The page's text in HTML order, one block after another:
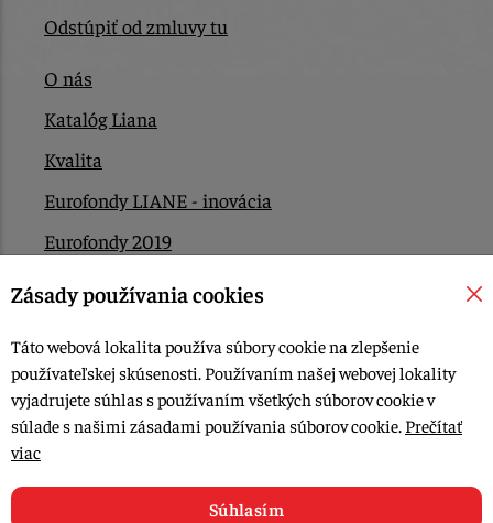
Odstúpiť od zmluvy tu
O nás
Katalóg Liana
Kvalita
Eurofondy LIANE - inovácia
Eurofondy 2019
Eurofondy 2022/2023
Kontakt
© 2015-2026, LIANA GOLIAŠ s.r.o. všetky práva vyhradené.
Upraviť nastavenia Cookies
Zásady používania cookies
Táto webová lokalita používa súbory cookie na zlepšenie
používateľskej skúsenosti. Používaním našej webovej lokality
vyjadrujete súhlas s používaním všetkých súborov cookie v
súlade s našimi zásadami používania súborov cookie. Prečítať
viac
Súhlasím